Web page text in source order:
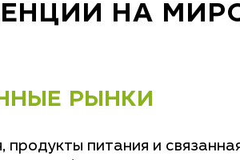
НА
РЫНКИ
продукты питания и